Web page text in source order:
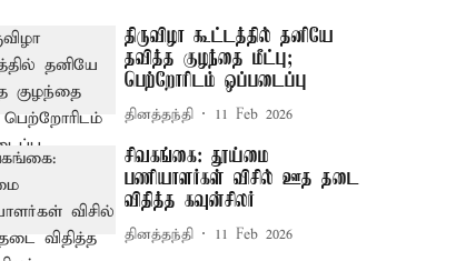
திருவிழா கூட்டத்தில் தனியே
தவித்த குழந்தை மீட்பு;
பெற்றோரிடம் ஒப்படைப்பு
தினத்தந்தி 11 Feb 2026
சிவகங்கை: தூய்மை
பணியாளர்கள் விசில் ஊத தடை
விதித்த கவுன்சிலர்
தினத்தந்தி 11 Feb 2026